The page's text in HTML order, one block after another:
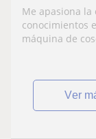
Me apasiona
conocimientos
máquina de
ver